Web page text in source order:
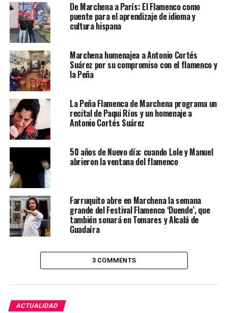
De Marchena a París: El Flamenco como
puente para el aprendizaje de idioma y
cultura hispana
Marchena homenajea a Antonio Cortés
Suárez por su compromiso con el flamenco y
la Peña
La Peña Flamenca de Marchena programa un
recital de Paqui Ríos y un homenaje a
Antonio Cortés Suárez
50 años de Nuevo día: cuando Lole y Manuel
abrieron la ventana del flamenco
Farruquito abre en Marchena la semana
grande del Festival Flamenco ‘Duende’, que
también sonará en Tomares y Alcalá de
Guadaíra
3 COMMENTS
ACTUALIDAD